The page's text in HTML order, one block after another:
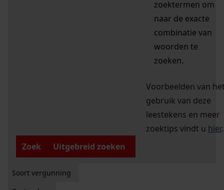
zoektermen om
naar de exacte
combinatie van
woorden te
zoeken.
Voorbeelden van
gebruik van deze
leestekens en meer
zoektips vindt u hier.
Zoek
Uitgebreid zoeken
Soort vergunning